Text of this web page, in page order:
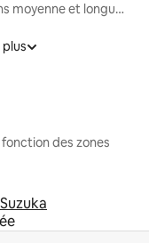
Locations moyenne et longue durée
des zones
Suzuka